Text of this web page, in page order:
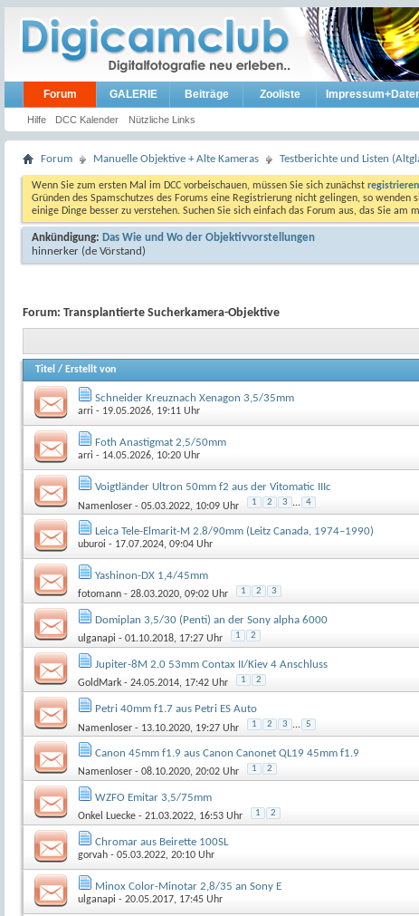
Forum
Hilfe DCC Kalender Nützliche Links
GALERIE Beiträge Zooliste
Forum Manuelle Objektive + Alte Kameras Testberichte und Listen
Wenn Sie zum ersten Mal im DCC vorbeischauen, müssen Sie sich zunächst registrieren
Gründen des Spamschutzes des Forums eine Registrierung nicht gelingen, so wenden
einige Dinge besser zu verstehen. Suchen Sie sich einfach das Forum aus, das Sie
Ankündigung: Das Wie und Wo der Objektivvorstellungen
hinnerker (de Vörstand)
Forum: Transplantierte Sucherkamera-Objektive
Titel / Erstellt von
Schneider Kreuznach Xenagon 3,5/35mm
arri - 19.05.2026, 19:11 Uhr
Foth Anastigmat 2,5/50mm
arri - 14.05.2026, 10:20 Uhr
Voigtländer Ultron 50mm f2 aus der Vitomatic IIIc
Namenloser - 05.03.2022, 10:09 Uhr 1 2 3 ... 4
Leica Tele-Elmarit-M 2.8/90mm (Leitz Canada, 1974–1990)
uburoi - 17.07.2024, 09:04 Uhr
Yashinon-DX 1,4/45mm
fotomann - 28.03.2020, 09:02 Uhr 1 2 3
Domiplan 3,5/30 (Penti) an der Sony alpha 6000
ulganapi - 01.10.2018, 17:27 Uhr 1 2
Jupiter-8M 2.0 53mm Contax II/Kiev 4 Anschluss
GoldMark - 24.05.2014, 17:42 Uhr 1 2
Petri 40mm f1.7 aus Petri ES Auto
Namenloser - 13.10.2020, 19:27 Uhr 1 2 3 ... 5
Canon 45mm f1.9 aus Canon Canonet QL19 45mm f1.9
Namenloser - 08.10.2020, 20:02 Uhr 1 2
WZFO Emitar 3,5/75mm
Onkel Luecke - 21.03.2022, 16:53 Uhr 1 2
Chromar aus Beirette 100SL
gorvah - 05.03.2022, 20:10 Uhr
Minox Color-Minotar 2,8/35 an Sony E
ulganapi - 20.05.2017, 17:45 Uhr